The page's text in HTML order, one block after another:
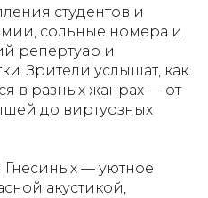
студентов и
сольные номера и
репертуар и
Зрители услышат, как
в разных жанрах — от
до виртуозных
— уютное
акустикой,